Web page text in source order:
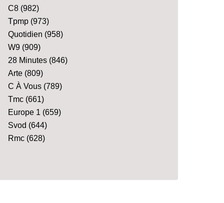
C8 (982)
Tpmp (973)
Quotidien (958)
W9 (909)
28 Minutes (846)
Arte (809)
C À Vous (789)
Tmc (661)
Europe 1 (659)
Svod (644)
Rmc (628)